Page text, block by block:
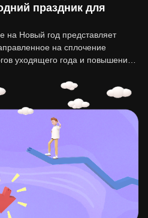
праздник для
на Новый год представляет
на сплочение
уходящего года и повышение
такого праздника…